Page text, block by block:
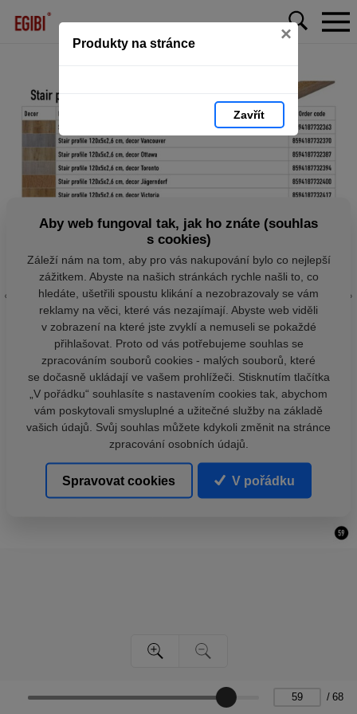
Produkty na stránce ×
Zavřít
/ 68
Aby web fungoval tak, jak ho znáte (souhlas
s cookies)
Záleží nám na tom, aby pro vás nakupování bylo co nejlepší
zážitkem. Abyste na našich stránkách rychle našli to, co
hledáte, ušetřili spoustu klikání a nezobrazovaly se vám
reklamy na věci, které vás nezajímají. Abyste web viděli
v zobrazení na které jste zvyklí a nemuseli se pokaždé
přihlašovat. Proto od vás potřebujeme souhlas se
zpracováním souborů cookies - malých souborů, které
se dočasně ukládají ve vašem prohlížeči. Stisknutím tlačítka
„V pořádku“ souhlasíte s nastavením cookies tak, abychom
vám poskytovali smysluplné a užitečné služby na základě
vašich údajů. Svůj souhlas můžete kdykoli změnit na stránce
zpracování osobních údajů.
Spravovat cookies V pořádku